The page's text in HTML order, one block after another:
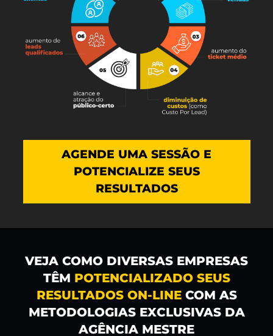
AGENDE UMA SESSÃO E
POTENCIALIZE SEUS
RESULTADOS
VEJA COMO DIVERSAS EMPRESAS
TÊM POTENCIALIZADO SEUS
RESULTADOS ON-LINECOM AS
METODOLOGIAS EXCLUSIVAS DA
AGÊNCIA MESTRE